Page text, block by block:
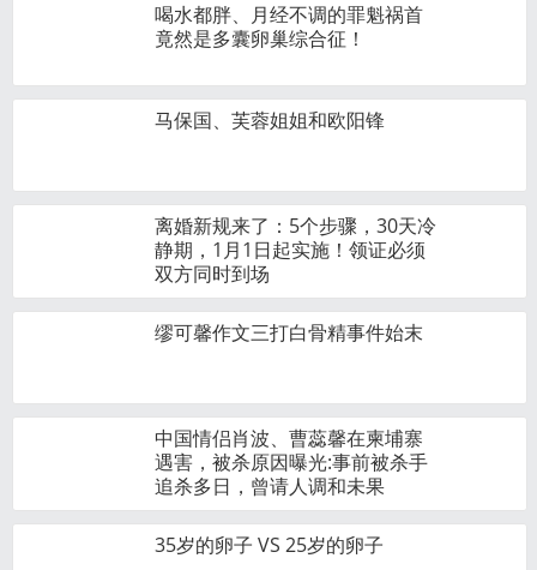
喝水都胖、月经不调的罪魁祸首
竟然是多囊卵巢综合征！
马保国、芙蓉姐姐和欧阳锋
离婚新规来了：5个步骤，30天冷
静期，1月1日起实施！领证必须
双方同时到场
缪可馨作文三打白骨精事件始末
中国情侣肖波、曹蕊馨在柬埔寨
遇害，被杀原因曝光:事前被杀手
追杀多日，曾请人调和未果
35岁的卵子 VS 25岁的卵子